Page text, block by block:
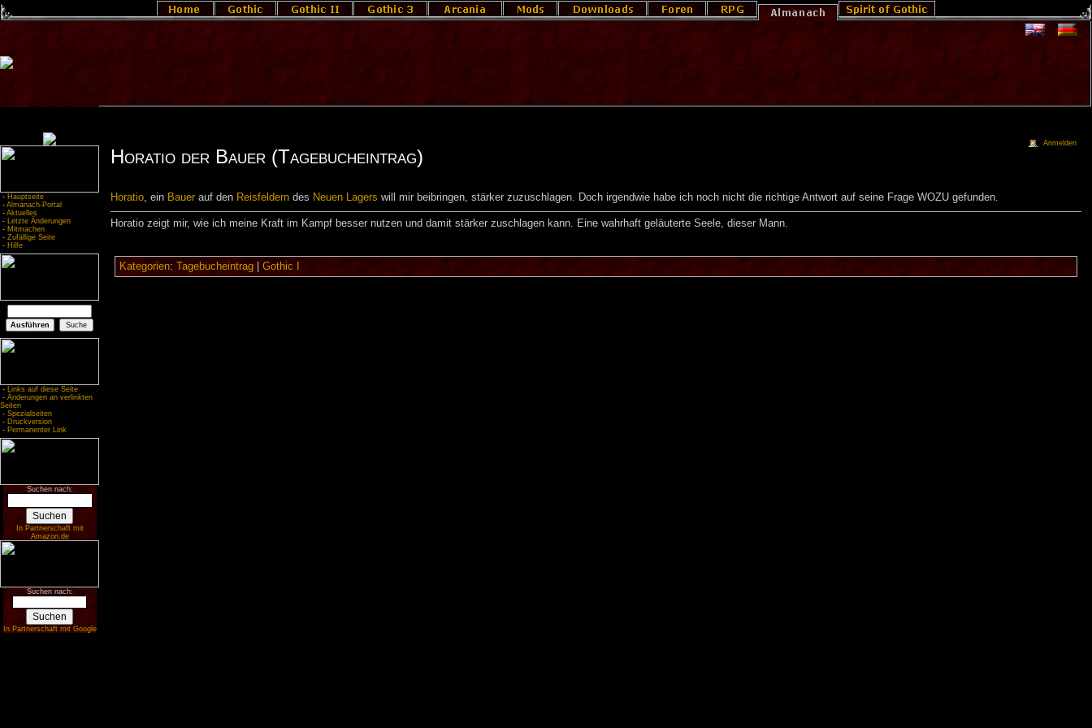
- Hauptseite
- Almanach-Portal
- Aktuelles
- Letzte Änderungen
- Mitmachen
- Zufällige Seite
- Hilfe
- Links auf diese Seite
- Änderungen an verlinkten
Seiten
- Spezialseiten
- Druckversion
- Permanenter Link
Suchen nach:
In Partnerschaft mit
Amazon.de
Suchen nach:
In Partnerschaft mit Google
Horatio der Bauer (Tagebucheintrag)
Horatio, ein Bauerauf den Reisfelderndes Neuen Lagers will mir beibringen, stärker zuzuschlagen. Doch irgendwie habe ich noch nicht die richtige Antwort auf seine Frage WOZU gefunden.
Horatio zeigt mir, wie ich meine Kraft im Kampf besser nutzen und damit stärker zuschlagen kann. Eine wahrhaft geläuterte Seele, dieser Mann.
Kategorien: Tagebucheintrag| Gothic I
Anmelden